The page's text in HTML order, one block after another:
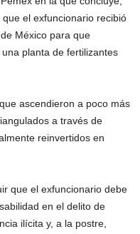
el exfuncionario recibió
México para que
planta de fertilizantes
ascendieron a poco más
a través de
reinvertidos en
que el exfuncionario debe
en el delito de
ilícita y, a la postre,